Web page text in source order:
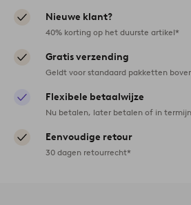
Nieuwe klant?
40% korting op het duurste artikel*
Gratis verzending
Geldt voor standaard pakketten
Flexibele betaalwijze
Nu betalen, later betalen of in
Eenvoudige retour
30 dagen retourrecht*